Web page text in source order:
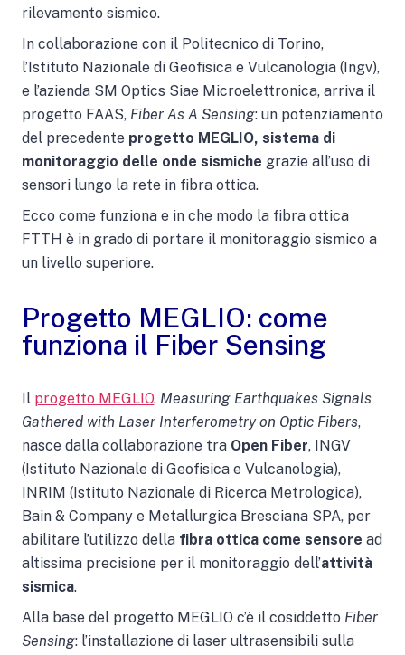
rilevamento sismico.
In collaborazione con il Politecnico di Torino,
l’Istituto Nazionale di Geofisica e Vulcanologia (Ingv),
e l’azienda SM Optics Siae Microelettronica, arriva il
progetto FAAS, Fiber As A Sensing: un potenziamento
del precedente progetto MEGLIO, sistema di
monitoraggio delle onde sismiche grazie all’uso di
sensori lungo la rete in fibra ottica.
Ecco come funziona e in che modo la fibra ottica
FTTH è in grado di portare il monitoraggio sismico a
un livello superiore.
Progetto MEGLIO: come
funziona il Fiber Sensing
Il progetto MEGLIO, Measuring Earthquakes Signals
Gathered with Laser Interferometry on Optic Fibers,
nasce dalla collaborazione tra Open Fiber, INGV
(Istituto Nazionale di Geofisica e Vulcanologia),
INRIM (Istituto Nazionale di Ricerca Metrologica),
Bain & Company e Metallurgica Bresciana SPA, per
abilitare l’utilizzo della fibra ottica come sensore ad
altissima precisione per il monitoraggio dell’attività
sismica.
Alla base del progetto MEGLIO c’è il cosiddetto Fiber
Sensing: l’installazione di laser ultrasensibili sulla